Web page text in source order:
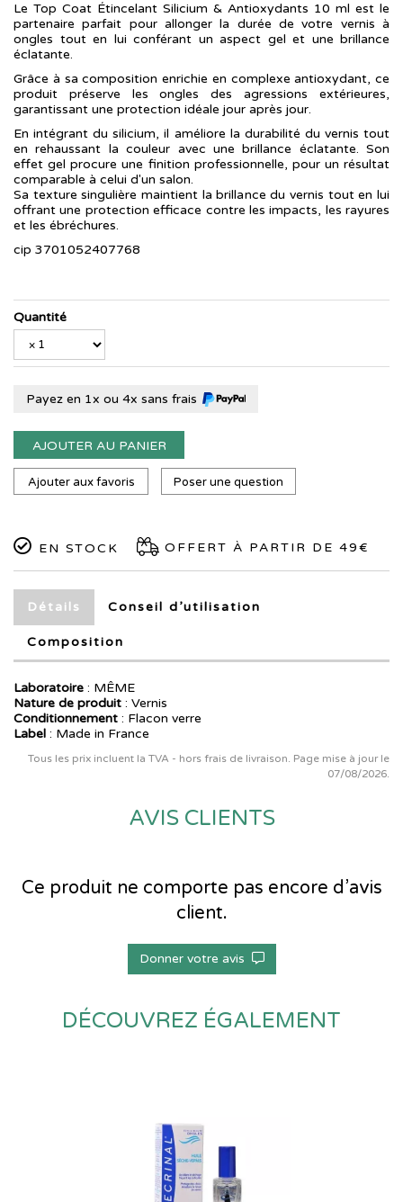
Le Top Coat Étincelant Silicium & Antioxydants 10 ml est le
partenaire parfait pour allonger la durée de votre vernis à
ongles tout en lui conférant un aspect gel et une brillance
éclatante.
Grâce à sa composition enrichie en complexe antioxydant, ce
produit préserve les ongles des agressions extérieures,
garantissant une protection idéale jour après jour.
En intégrant du silicium, il améliore la durabilité du vernis tout
en rehaussant la couleur avec une brillance éclatante. Son
effet gel procure une finition professionnelle, pour un résultat
comparable à celui d'un salon.
Sa texture singulière maintient la brillance du vernis tout en lui
offrant une protection efficace contre les impacts, les rayures
et les ébréchures.
cip 3701052407768
Quantité
Payez en 1x ou 4x sans frais
AJOUTER AU PANIER
Ajouter aux favoris Poser une question
EN STOCK OFFERT À PARTIR DE 49€
Détails Conseil d’utilisation
Composition
Laboratoire : MÊME
Nature de produit : Vernis
Conditionnement : Flacon verre
Label : Made in France
Tous les prix incluent la TVA - hors frais de livraison. Page mise à jour le
07/08/2026.
AVIS CLIENTS
Ce produit ne comporte pas encore d’avis
client.
Donner votre avis
DÉCOUVREZ ÉGALEMENT